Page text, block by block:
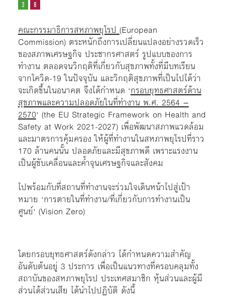
คณะกรรมาธิการสหภาพยุโรป (European
Commission) ตระหนักถึงการเปลี่ยนแปลงอย่างรวดเร็ว
ของสภาพเศรษฐกิจ ประชากรศาสตร์ รูปแบบของการ
ทำงาน ตลอดจนวิกฤติที่เกี่ยวกับสุขภาพทั้งที่มีบทเรียน
จากโควิด-19 ในปัจจุบัน และวิกฤติสุขภาพที่เป็นไปได้ว่า
จะเกิดขึ้นในอนาคต จึงได้กำหนด ‘กรอบยุทธศาสตร์ด้าน
สุขภาพและความปลอดภัยในที่ทำงาน พ.ศ. 2564 –
2570’ (the EU Strategic Framework on Health and
Safety at Work 2021-2027) เพื่อพัฒนาสภาพแวดล้อม
และมาตรการคุ้มครอง ให้ผู้ที่ทำงานในสหภาพยุโรปที่ราว
170 ล้านคนนั้น ปลอดภัยและมีสุขภาพดี เพราะแรงงาน
เป็นผู้ขับเคลื่อนและค้ำจุนเศรษฐกิจและสังคม
ไปพร้อมกับที่สถานที่ทำงานจะร่วมใจเดินหน้าไปสู่เป้า
หมาย ‘การตายในที่ทำงาน/ที่เกี่ยวกับการทำงานเป็น
ศูนย์’ (Vision Zero)
โดยกรอบยุทธศาสตร์ดังกล่าว ได้กำหนดความสำคัญ
อันดับต้นอยู่ 3 ประการ เพื่อเป็นแนวทางที่ครอบคลุมทั้ง
สถาบันของสหภาพยุโรป ประเทศสมาชิก หุ้นส่วนและผู้มี
ส่วนได้ส่วนเสีย ได้นำไปปฏิบัติ ดังนี้